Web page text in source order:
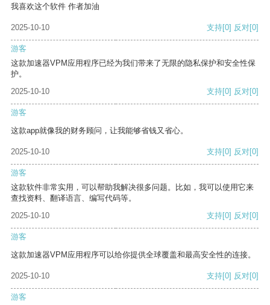
我喜欢这个软件 作者加油
2025-10-10 支持[0] 反对[0]
游客
这款加速器VPM应用程序已经为我们带来了无限的隐私保护和安全性保
护。
2025-10-10
支持[0] 反对[0]
游客
这款app就像我的财务顾问，让我能够省钱又省心。
2025-10-10 支持[0] 反对[0]
游客
这款软件非常实用，可以帮助我解决很多问题。比如，我可以使用它来
查找资料、翻译语言、编写代码等。
2025-10-10
支持[0] 反对[0]
游客
这款加速器VPM应用程序可以给你提供全球覆盖和最高安全性的连接。
2025-10-10 支持[0] 反对[0]
游客